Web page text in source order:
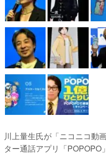
その他
電ファミニコゲーマーとは？
運営：株式会社マレ
川上量生氏が「ニコニコ動
ター通話アプリ「POPOPO